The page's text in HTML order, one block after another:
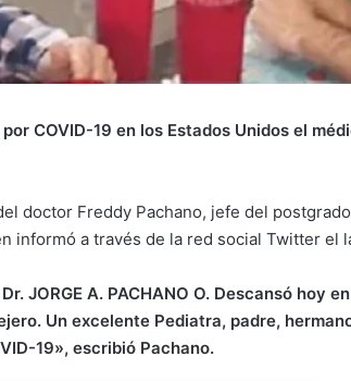
COVID-19 en los Estados Unidos el
doctor Freddy Pachano, jefe del
informó a través de la red social Twitter el
JORGE A. PACHANO O. Descansó hoy
Un excelente Pediatra, padre,
19», escribió Pachano.